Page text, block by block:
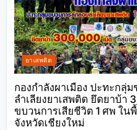
ยาเสพติด
กองกำลังผาเมือง ปะทะกลุ่
ลำเลียงยาเสพติด ยึดยาบ้า
ขบวนการเสียชีวิต 1 ศพ ใน
จังหวัดเชียงใหม่